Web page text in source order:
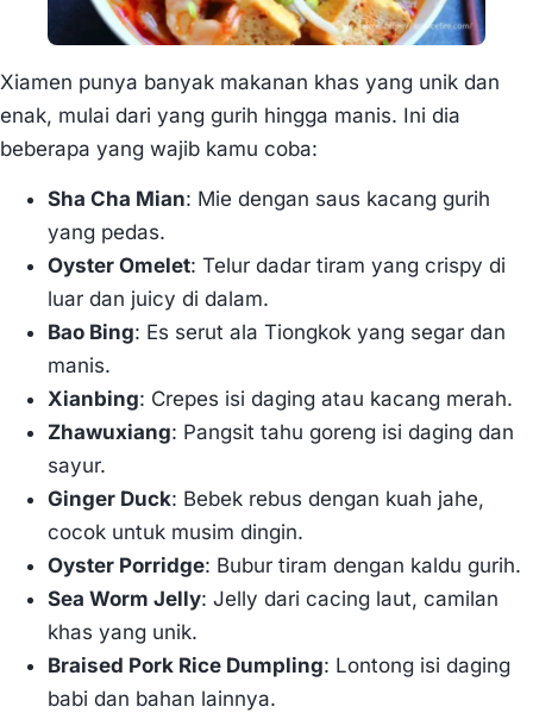
Xiamen punya banyak makanan khas yang unik dan
enak, mulai dari yang gurih hingga manis. Ini dia
beberapa yang wajib kamu coba:
Sha Cha Mian: Mie dengan saus kacang gurih
yang pedas.
Oyster Omelet: Telur dadar tiram yang crispy di
luar dan juicy di dalam.
Bao Bing: Es serut ala Tiongkok yang segar dan
manis.
Xianbing: Crepes isi daging atau kacang merah.
Zhawuxiang: Pangsit tahu goreng isi daging dan
sayur.
Ginger Duck: Bebek rebus dengan kuah jahe,
cocok untuk musim dingin.
Oyster Porridge: Bubur tiram dengan kaldu gurih.
Sea Worm Jelly: Jelly dari cacing laut, camilan
khas yang unik.
Braised Pork Rice Dumpling: Lontong isi daging
babi dan bahan lainnya.